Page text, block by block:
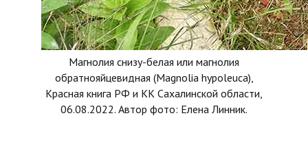
Магнолия снизу-белая или магнолия
обратнояйцевидная (Magnolia hypoleuca),
Красная книга РФ и КК Сахалинской области,
06.08.2022. Автор фото: Елена Линник.